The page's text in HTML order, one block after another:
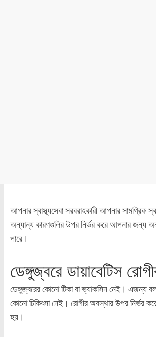
আপনার স্বাস্থ্যসেবা সরবরাহকারী আপনার সামগ্রিক
অন্যান্য কারণগুলির উপর নির্ভর করে আপনার জন্য
পারে।
ডেঙ্গুজ্বরে ডায়াবেটিস
ডেঙ্গুজ্বরের কোনো টিকা বা ভ্যাকসিন নেই। এজন্য
কোনো চিকিৎসা নেই। রোগীর অবস্থার উপর নির্ভর করে
হয়।